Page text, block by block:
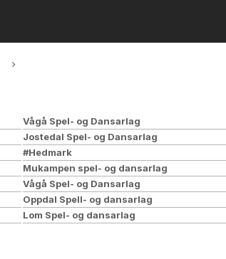
Vågå Spel- og Dansarlag
Jostedal Spel- og Dansarlag
#Hedmark
Mukampen spel- og dansarlag
Vågå Spel- og Dansarlag
Oppdal Spell- og dansarlag
Lom Spel- og dansarlag